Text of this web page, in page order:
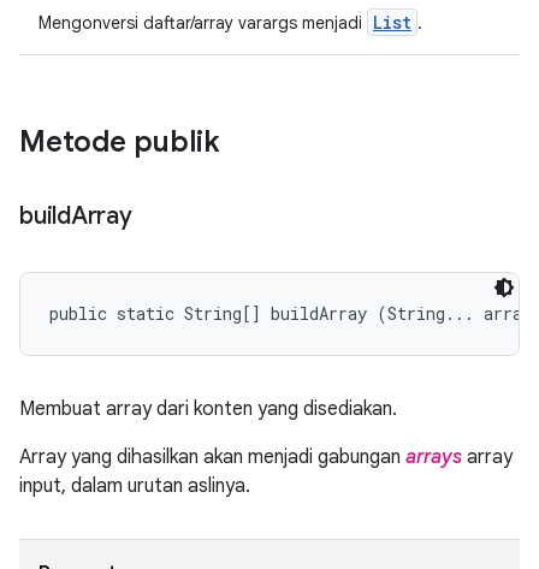
Mengonversi daftar/array varargs menjadi List .
Metode publik
buildArray
public static String[] buildArray (String...
Membuat array dari konten yang disediakan.
Array yang dihasilkan akan menjadi gabungan arrays array
input, dalam urutan aslinya.